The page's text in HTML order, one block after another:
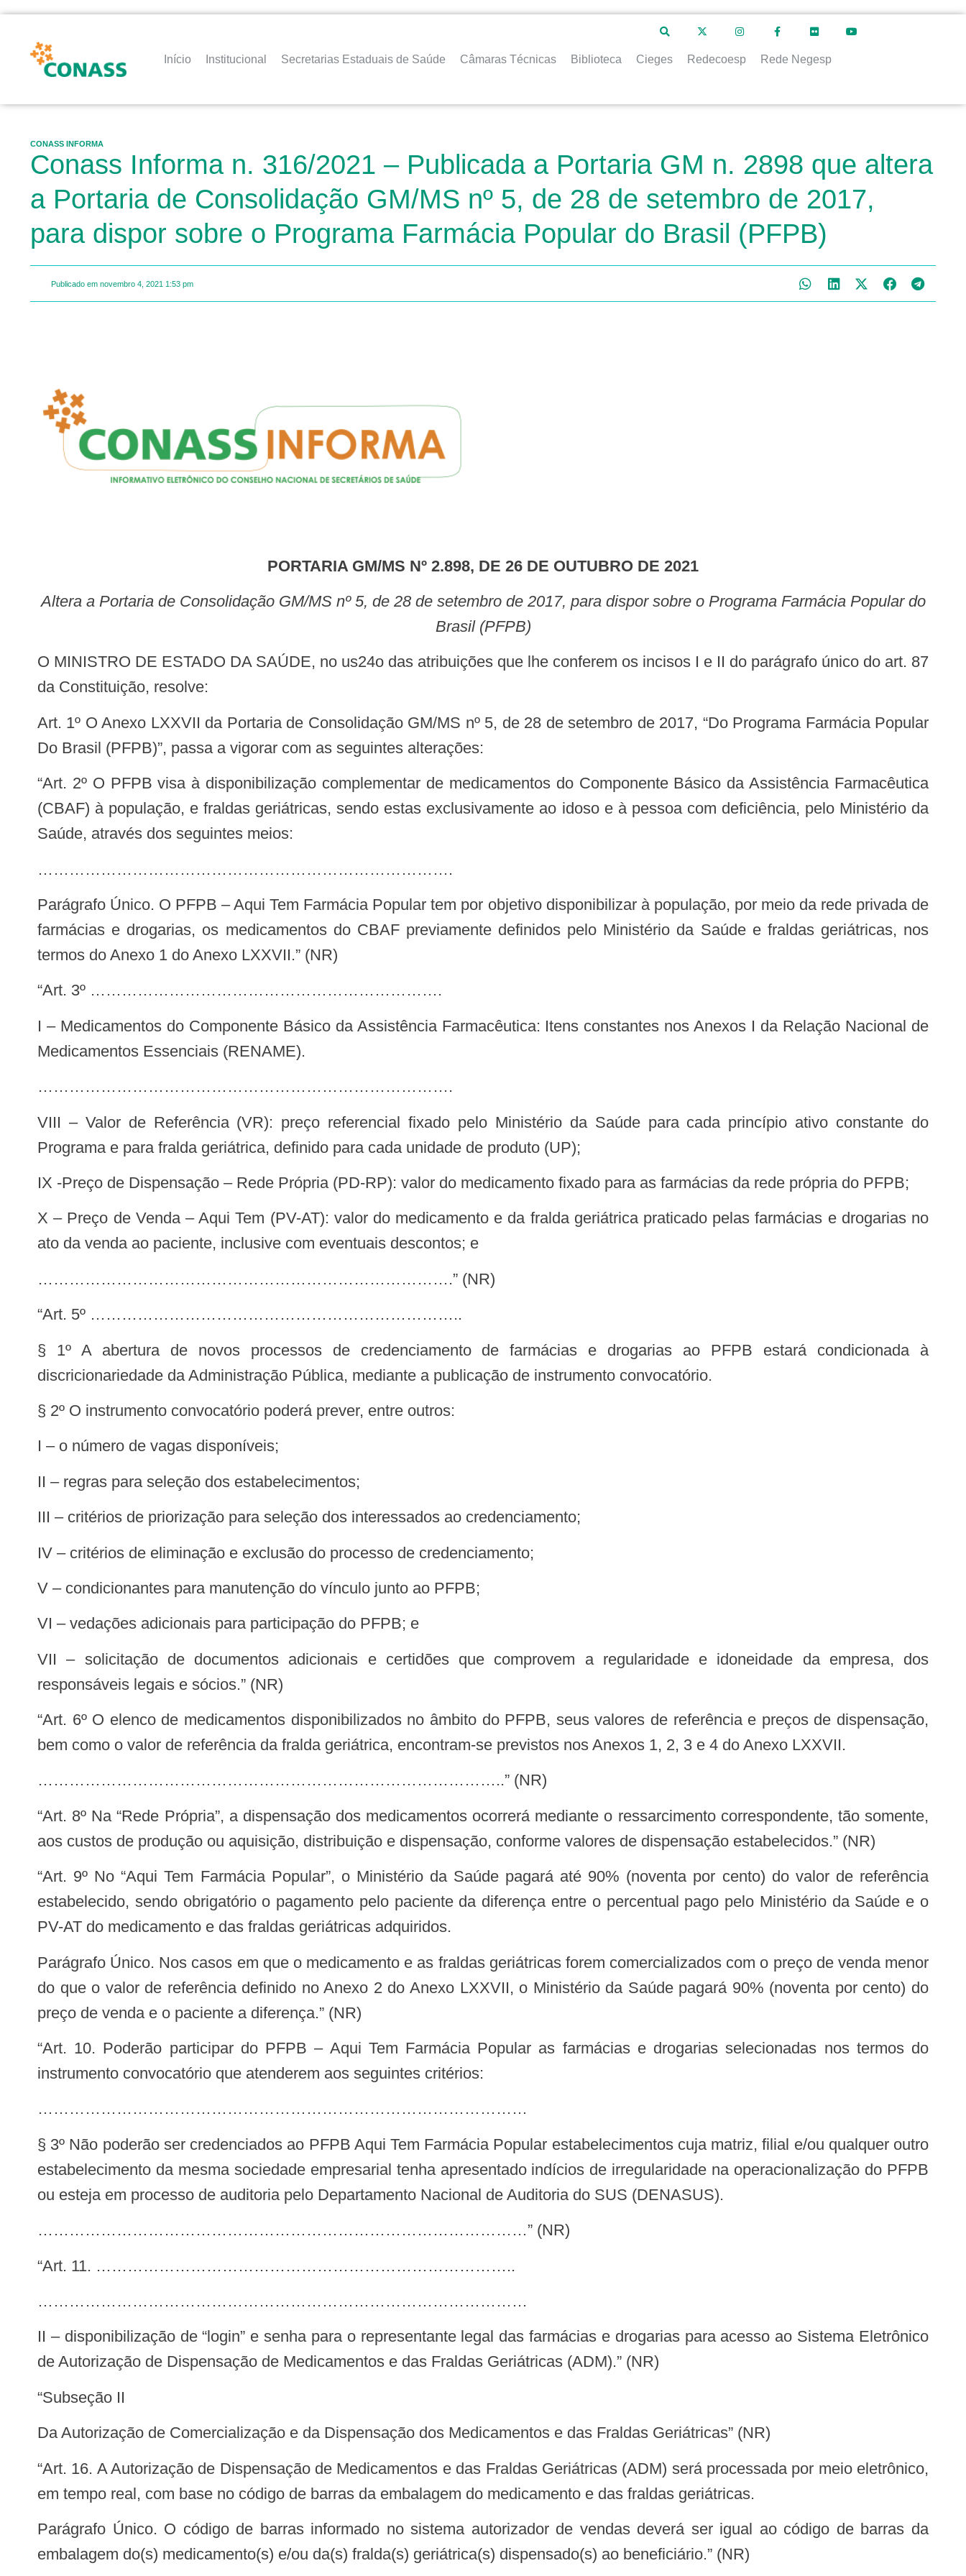
Início Institucional Secretarias Estaduais de Saúde Câmaras Técnicas Biblioteca Cieges Redecoesp Rede Negesp
CONASS INFORMA
Conass Informa n. 316/2021 – Publicada a Portaria GM n. 2898 que altera
a Portaria de Consolidação GM/MS nº 5, de 28 de setembro de 2017,
para dispor sobre o Programa Farmácia Popular do Brasil (PFPB)
Publicado em novembro 4, 2021 1:53 pm
PORTARIA GM/MS Nº 2.898, DE 26 DE OUTUBRO DE 2021
Altera a Portaria de Consolidação GM/MS nº 5, de 28 de setembro de 2017, para dispor sobre o Programa Farmácia Popular do
Brasil (PFPB)
O MINISTRO DE ESTADO DA SAÚDE, no us24o das atribuições que lhe conferem os incisos I e II do parágrafo único do art. 87
da Constituição, resolve:
Art. 1º O Anexo LXXVII da Portaria de Consolidação GM/MS nº 5, de 28 de setembro de 2017, “Do Programa Farmácia Popular
Do Brasil (PFPB)”, passa a vigorar com as seguintes alterações:
“Art. 2º O PFPB visa à disponibilização complementar de medicamentos do Componente Básico da Assistência Farmacêutica
(CBAF) à população, e fraldas geriátricas, sendo estas exclusivamente ao idoso e à pessoa com deficiência, pelo Ministério da
Saúde, através dos seguintes meios:
…………………………………………………………………….
Parágrafo Único. O PFPB – Aqui Tem Farmácia Popular tem por objetivo disponibilizar à população, por meio da rede privada de
farmácias e drogarias, os medicamentos do CBAF previamente definidos pelo Ministério da Saúde e fraldas geriátricas, nos
termos do Anexo 1 do Anexo LXXVII.” (NR)
“Art. 3º ………………………………………………………….
I – Medicamentos do Componente Básico da Assistência Farmacêutica: Itens constantes nos Anexos I da Relação Nacional de
Medicamentos Essenciais (RENAME).
…………………………………………………………………….
VIII – Valor de Referência (VR): preço referencial fixado pelo Ministério da Saúde para cada princípio ativo constante do
Programa e para fralda geriátrica, definido para cada unidade de produto (UP);
IX -Preço de Dispensação – Rede Própria (PD-RP): valor do medicamento fixado para as farmácias da rede própria do PFPB;
X – Preço de Venda – Aqui Tem (PV-AT): valor do medicamento e da fralda geriátrica praticado pelas farmácias e drogarias no
ato da venda ao paciente, inclusive com eventuais descontos; e
…………………………………………………………………….” (NR)
“Art. 5º ……………………………………………………………..
§ 1º A abertura de novos processos de credenciamento de farmácias e drogarias ao PFPB estará condicionada à
discricionariedade da Administração Pública, mediante a publicação de instrumento convocatório.
§ 2º O instrumento convocatório poderá prever, entre outros:
I – o número de vagas disponíveis;
II – regras para seleção dos estabelecimentos;
III – critérios de priorização para seleção dos interessados ao credenciamento;
IV – critérios de eliminação e exclusão do processo de credenciamento;
V – condicionantes para manutenção do vínculo junto ao PFPB;
VI – vedações adicionais para participação do PFPB; e
VII – solicitação de documentos adicionais e certidões que comprovem a regularidade e idoneidade da empresa, dos
responsáveis legais e sócios.” (NR)
“Art. 6º O elenco de medicamentos disponibilizados no âmbito do PFPB, seus valores de referência e preços de dispensação,
bem como o valor de referência da fralda geriátrica, encontram-se previstos nos Anexos 1, 2, 3 e 4 do Anexo LXXVII.
……………………………………………………………………………..” (NR)
“Art. 8º Na “Rede Própria”, a dispensação dos medicamentos ocorrerá mediante o ressarcimento correspondente, tão somente,
aos custos de produção ou aquisição, distribuição e dispensação, conforme valores de dispensação estabelecidos.” (NR)
“Art. 9º No “Aqui Tem Farmácia Popular”, o Ministério da Saúde pagará até 90% (noventa por cento) do valor de referência
estabelecido, sendo obrigatório o pagamento pelo paciente da diferença entre o percentual pago pelo Ministério da Saúde e o
PV-AT do medicamento e das fraldas geriátricas adquiridos.
Parágrafo Único. Nos casos em que o medicamento e as fraldas geriátricas forem comercializados com o preço de venda menor
do que o valor de referência definido no Anexo 2 do Anexo LXXVII, o Ministério da Saúde pagará 90% (noventa por cento) do
preço de venda e o paciente a diferença.” (NR)
“Art. 10. Poderão participar do PFPB – Aqui Tem Farmácia Popular as farmácias e drogarias selecionadas nos termos do
instrumento convocatório que atenderem aos seguintes critérios:
…………………………………………………………………………………
§ 3º Não poderão ser credenciados ao PFPB Aqui Tem Farmácia Popular estabelecimentos cuja matriz, filial e/ou qualquer outro
estabelecimento da mesma sociedade empresarial tenha apresentado indícios de irregularidade na operacionalização do PFPB
ou esteja em processo de auditoria pelo Departamento Nacional de Auditoria do SUS (DENASUS).
…………………………………………………………………………………” (NR)
“Art. 11. ……………………………………………………………………..
…………………………………………………………………………………
II – disponibilização de “login” e senha para o representante legal das farmácias e drogarias para acesso ao Sistema Eletrônico
de Autorização de Dispensação de Medicamentos e das Fraldas Geriátricas (ADM).” (NR)
“Subseção II
Da Autorização de Comercialização e da Dispensação dos Medicamentos e das Fraldas Geriátricas” (NR)
“Art. 16. A Autorização de Dispensação de Medicamentos e das Fraldas Geriátricas (ADM) será processada por meio eletrônico,
em tempo real, com base no código de barras da embalagem do medicamento e das fraldas geriátricas.
Parágrafo Único. O código de barras informado no sistema autorizador de vendas deverá ser igual ao código de barras da
embalagem do(s) medicamento(s) e/ou da(s) fralda(s) geriátrica(s) dispensado(s) ao beneficiário.” (NR)